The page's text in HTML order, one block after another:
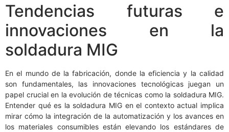
Tendencias futuras e
innovaciones en la
soldadura MIG
En el mundo de la fabricación, donde la eficiencia y la calidad
son fundamentales, las innovaciones tecnológicas juegan un
papel crucial en la evolución de técnicas como la soldadura MIG.
Entender qué es la soldadura MIG en el contexto actual implica
mirar cómo la integración de la automatización y los avances en
los materiales consumibles están elevando los estándares de